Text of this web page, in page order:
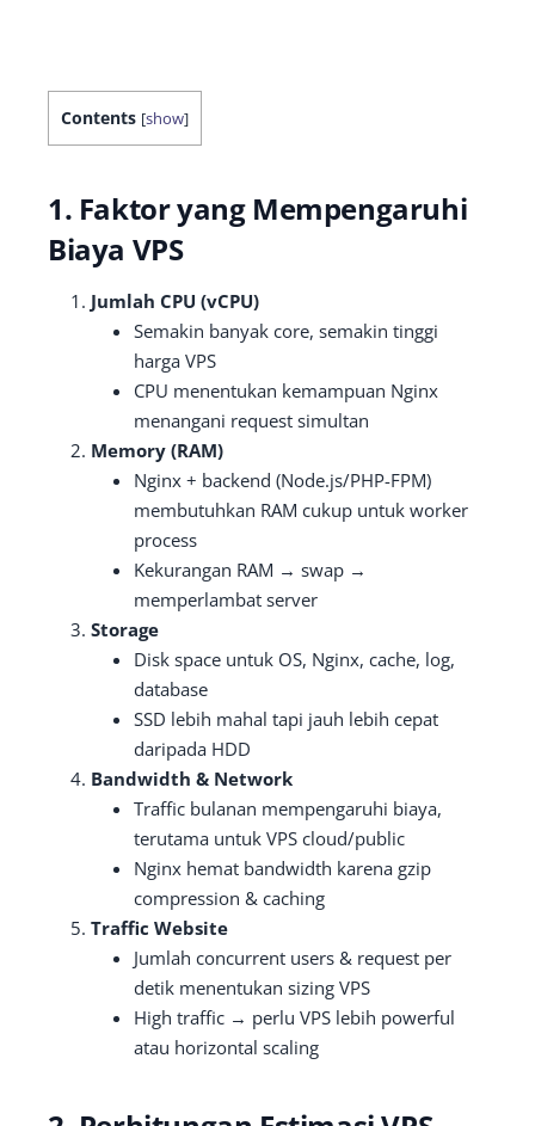
Contents [show]
1. Faktor yang Mempengaruhi
Biaya VPS
Jumlah CPU (vCPU)
Semakin banyak core, semakin tinggi
harga VPS
CPU menentukan kemampuan Nginx
menangani request simultan
Memory (RAM)
Nginx + backend (Node.js/PHP-FPM)
membutuhkan RAM cukup untuk worker
process
Kekurangan RAM → swap →
memperlambat server
Storage
Disk space untuk OS, Nginx, cache, log,
database
SSD lebih mahal tapi jauh lebih cepat
daripada HDD
Bandwidth & Network
Traffic bulanan mempengaruhi biaya,
terutama untuk VPS cloud/public
Nginx hemat bandwidth karena gzip
compression & caching
Traffic Website
Jumlah concurrent users & request per
detik menentukan sizing VPS
High traffic → perlu VPS lebih powerful
atau horizontal scaling